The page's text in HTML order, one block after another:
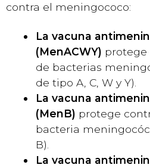
contra el meningococo:
La vacuna
(MenACWY) protege
de bacterias
de tipo A, C, W y Y).
La vacuna
(MenB) protege
bacteria
B).
La vacuna